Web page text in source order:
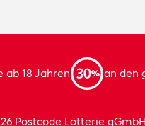
ab 18 Jahren an den
Postcode Lotterie gGmbH